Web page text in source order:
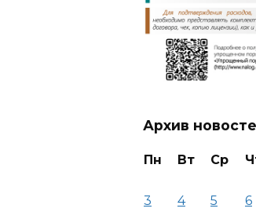
Архив
Пн Вт Ср
3
4 5 6